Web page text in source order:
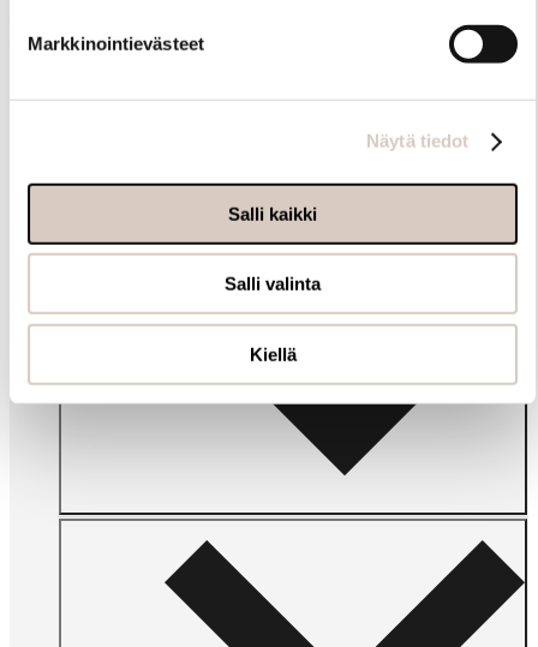
Markkinointievästeet
Näytä tiedot
Salli kaikki
Salli valinta
Kiellä
Muut ostivat myös